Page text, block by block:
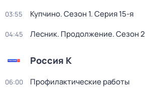
03:55 Купчино. Сезон 1. Серия 15-я
04:45 Лесник. Продолжение. Сезон 2
Россия К
06:00 Профилактические работы